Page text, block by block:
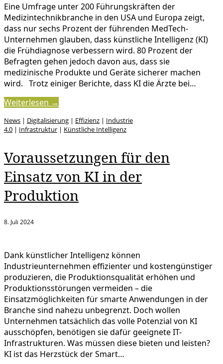
Eine Umfrage unter 200 Führungskräften der
Medizintechnikbranche in den USA und Europa zeigt,
dass nur sechs Prozent der führenden MedTech-
Unternehmen glauben, dass künstliche Intelligenz (KI)
die Frühdiagnose verbessern wird. 80 Prozent der
Befragten gehen jedoch davon aus, dass sie
medizinische Produkte und Geräte sicherer machen
wird. Trotz einiger Berichte, dass KI die Ärzte bei…
Weiterlesen →
News | Digitalisierung | Effizienz | Industrie
4.0 | Infrastruktur | Künstliche Intelligenz
Voraussetzungen für den
Einsatz von KI in der
Produktion
8. Juli 2024
Dank künstlicher Intelligenz können
Industrieunternehmen effizienter und kostengünstiger
produzieren, die Produktionsqualität erhöhen und
Produktionsstörungen vermeiden – die
Einsatzmöglichkeiten für smarte Anwendungen in der
Branche sind nahezu unbegrenzt. Doch wollen
Unternehmen tatsächlich das volle Potenzial von KI
ausschöpfen, benötigen sie dafür geeignete IT-
Infrastrukturen. Was müssen diese bieten und leisten?
KI ist das Herzstück der Smart…